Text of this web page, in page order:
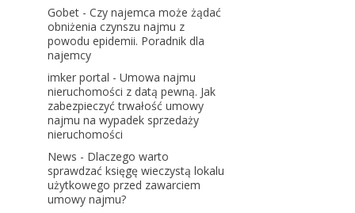
Gobet - Czy najemca może żądać
obniżenia czynszu najmu z
powodu epidemii. Poradnik dla
najemcy
imker portal - Umowa najmu
nieruchomości z datą pewną. Jak
zabezpieczyć trwałość umowy
najmu na wypadek sprzedaży
nieruchomości
News - Dlaczego warto
sprawdzać księgę wieczystą lokalu
użytkowego przed zawarciem
umowy najmu?